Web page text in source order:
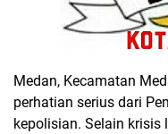
Medan, Kecamatan
perhatian serius dari
kepolisian. Selain krisis